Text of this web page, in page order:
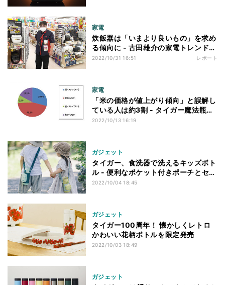
家電
炊飯器は「いまより良いもの」を求め
る傾向に - 古田雄介の家電トレンド通
信
2022/10/31 16:51 レポート
家電
「米の価格が値上がり傾向」と誤解し
ている人は約3割 - タイガー魔法瓶が
調査
2022/10/13 16:19
ガジェット
タイガー、食洗器で洗えるキッズボト
ル - 便利なポケット付きポーチとセッ
ト
2022/10/04 18:45
ガジェット
タイガー100周年！ 懐かしくレトロ
かわいい花柄ボトルを限定発売
2022/10/03 18:49
ガジェット